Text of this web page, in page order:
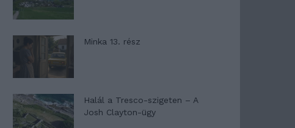
Minka 13. rész
Halál a Tresco-szigeten – A
Josh Clayton-ügy